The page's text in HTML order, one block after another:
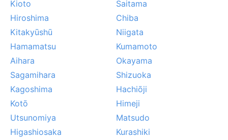
Kioto
Saitama
Hiroshima
Chiba
Kitakyūshū
Niigata
Hamamatsu
Kumamoto
Aihara
Okayama
Sagamihara
Shizuoka
Kagoshima
Hachiōji
Kotō
Himeji
Utsunomiya
Matsudo
Higashiosaka
Kurashiki